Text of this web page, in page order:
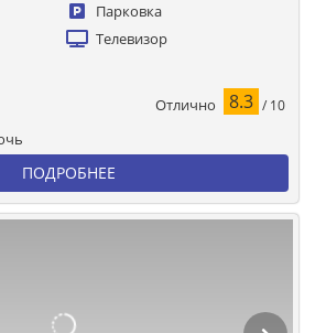
Парковка
Телевизор
Отлично 8.3 / 10
ПОДРОБНЕЕ